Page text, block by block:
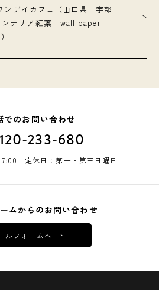
ンデイカフェ（山口県 宇部
テリア紅葉 wall paper
でのお問い合わせ
233-680
定休日：第一・第三日曜日
ムからのお問い合わせ
ルフォームへ